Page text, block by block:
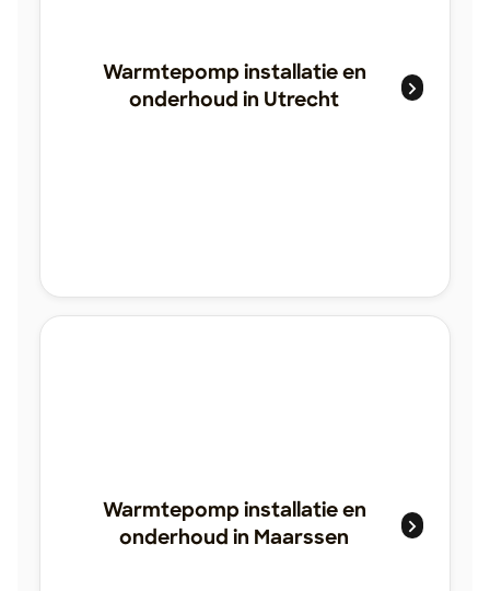
Warmtepomp installatie en
onderhoud in Utrecht
Warmtepomp installatie en
onderhoud in Maarssen